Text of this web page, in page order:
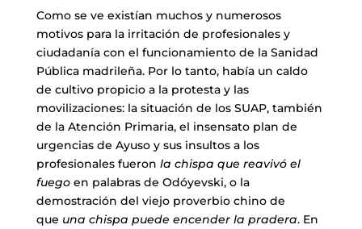
Como se ve existían muchos y numerosos
motivos para la irritación de profesionales y
ciudadanía con el funcionamiento de la Sanidad
Pública madrileña. Por lo tanto, había un caldo
de cultivo propicio a la protesta y las
movilizaciones: la situación de los SUAP, también
de la Atención Primaria, el insensato plan de
urgencias de Ayuso y sus insultos a los
profesionales fueron la chispa que reavivó el
fuegoen palabras de Odóyevski, o la
demostración del viejo proverbio chino de
que una chispa puede encender la pradera. En